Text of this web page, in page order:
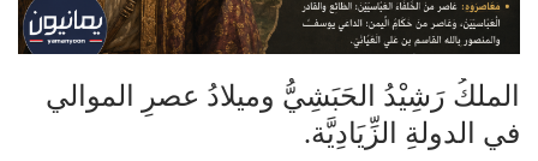
الملكُ رَشِيْدُ الحَبَشِيُّ وميلادُ عصرِ الموالي
في الدولةِ الزِّيَادِيَّة.